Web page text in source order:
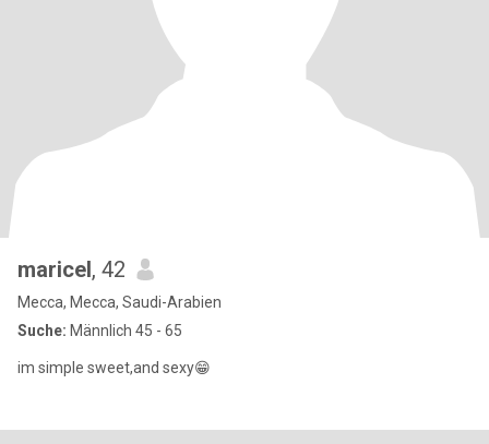
maricel, 42
Mecca, Mecca, Saudi-Arabien
Suche: Männlich 45 - 65
im simple sweet,and sexy😁